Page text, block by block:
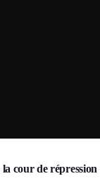
cour de